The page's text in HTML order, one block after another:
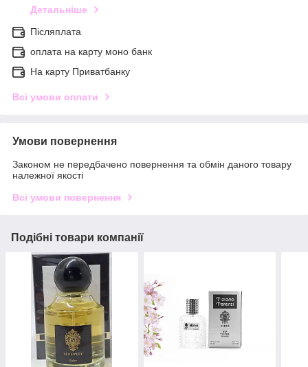
Детальніше
Післяплата
оплата на карту моно банк
На карту Приватбанку
Всі умови оплати
Умови повернення
Законом не передбачено повернення та обмін даного товару
належної якості
Всі умови повернення
Подібні товари компанії